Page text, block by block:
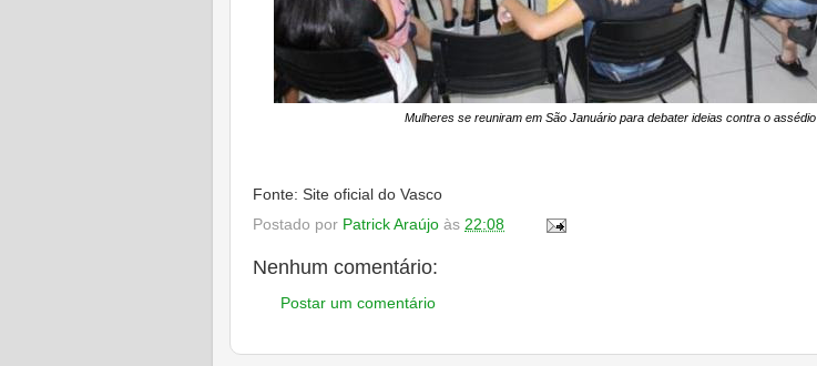
Mulheres se reuniram em São Januário para debater ideias contra o assédio
Fonte: Site oficial do Vasco
Postado por Patrick Araújo às 22:08
Nenhum comentário:
Postar um comentário